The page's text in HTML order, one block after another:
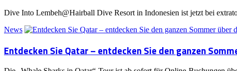
Dive Into Lembeh@Hairball Dive Resort in Indonesien ist jetzt bei
News
Entdecken Sie Qatar – entdecken Sie den ganzen